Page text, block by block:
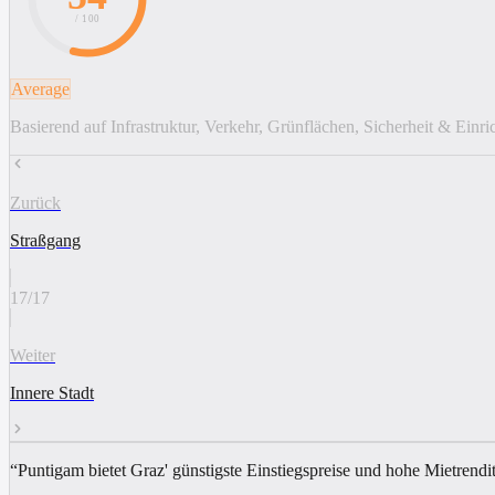
/ 100
Average
Basierend auf Infrastruktur, Verkehr, Grünflächen, Sicherheit &
Zurück
Straßgang
17/17
Weiter
Innere Stadt
“Puntigam bietet Graz' günstigste Einstiegspreise und hohe